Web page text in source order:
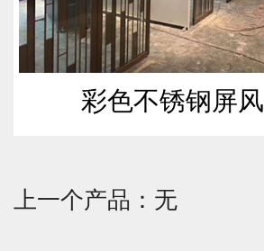
彩色不锈钢屏风
上一个产品：无